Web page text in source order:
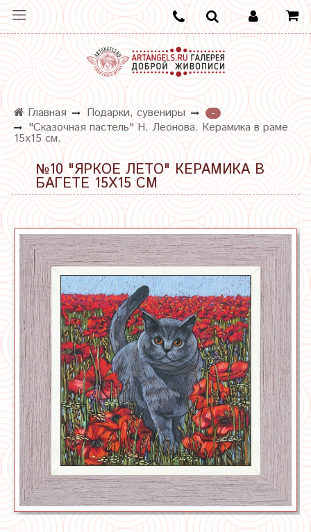
Главная Подарки, сувениры
-
"Сказочная пастель" Н. Леонова. Керамика в раме
15х15 см.
№10 "ЯРКОЕ ЛЕТО" КЕРАМИКА В
БАГЕТЕ 15Х15 СМ